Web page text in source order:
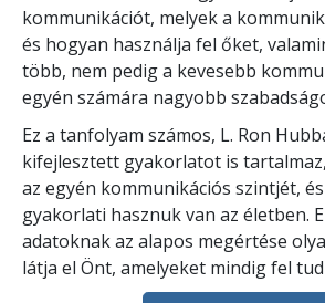
kommunikációt, melyek a
és hogyan használja fel őket,
több, nem pedig a kevesebb
egyén számára nagyobb
Ez a tanfolyam számos, L. Ron
kifejlesztett gyakorlatot is
az egyén kommunikációs szintjét,
gyakorlati hasznuk van az életben.
adatoknak az alapos megértése
látja el Önt, amelyeket mindig fel